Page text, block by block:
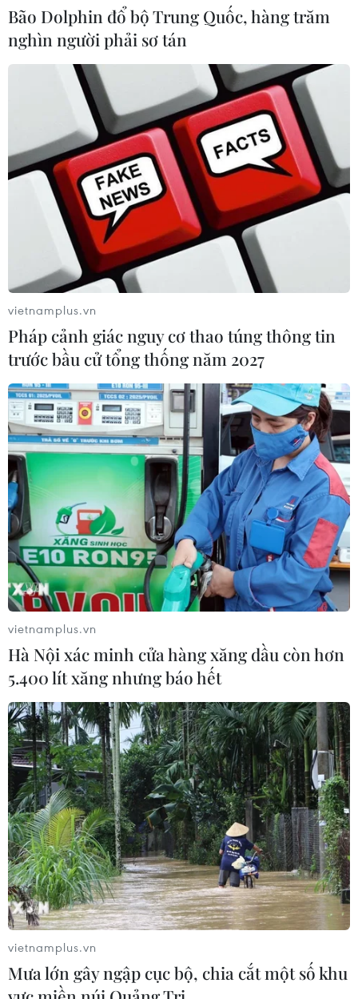
Bão Dolphin đổ bộ Trung Quốc, hàng trăm
nghìn người phải sơ tán
vietnamplus.vn
Pháp cảnh giác nguy cơ thao túng thông tin
trước bầu cử tổng thống năm 2027
vietnamplus.vn
Hà Nội xác minh cửa hàng xăng dầu còn hơn
5.400 lít xăng nhưng báo hết
vietnamplus.vn
Mưa lớn gây ngập cục bộ, chia cắt một số khu